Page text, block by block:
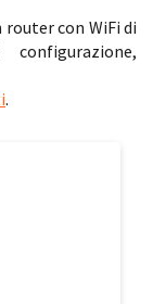
router con WiFi di
.